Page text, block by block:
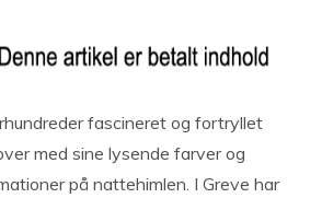
fascineret og fortryllet
med sine lysende farver og
på nattehimlen. I Greve har